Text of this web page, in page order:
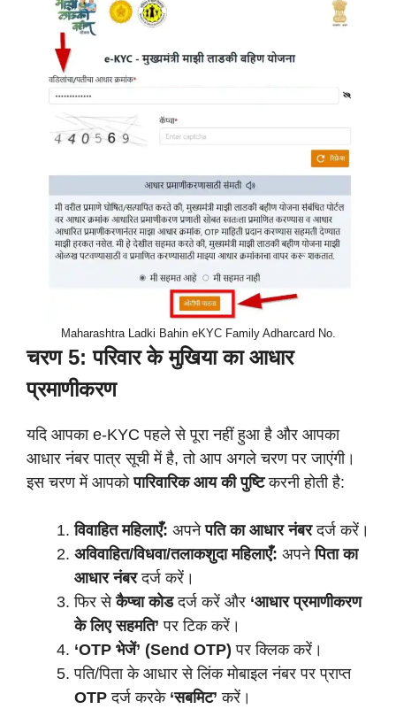
Maharashtra Ladki Bahin eKYC Family Adharcard No.
चरण 5: परिवार के मुखिया का आधार
प्रमाणीकरण
यदि आपका e-KYC पहले से पूरा नहीं हुआ है और आपका
आधार नंबर पात्र सूची में है, तो आप अगले चरण पर जाएंगी।
इस चरण में आपकोपारिवारिक आय की पुष्टिकरनी होती है:
विवाहित महिलाएँ: अपनेपति का आधार नंबरदर्ज करें।
अविवाहित/विधवा/तलाकशुदा महिलाएँ: अपनेपिता का
आधार नंबरदर्ज करें।
फिर सेकैप्चा कोडदर्ज करें और ‘आधार प्रमाणीकरण
के लिए सहमति’ पर टिक करें।
‘OTP भेजें’ (Send OTP) पर क्लिक करें।
पति/पिता के आधार से लिंक मोबाइल नंबर पर प्राप्त
OTP दर्ज करके ‘सबमिट’ करें।